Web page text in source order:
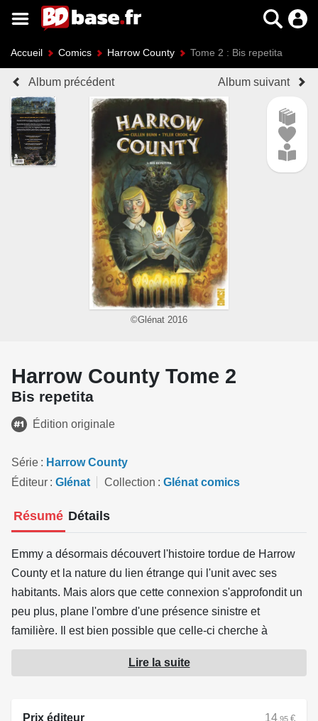
Accueil Comics Harrow County Tome 2 : Bis repetita
Album précédent Album suivant
©Glénat 2016
Harrow County Tome 2
Bis repetita
Édition originale
Série
Harrow County
Éditeur
Glénat Collection Glénat comics
Résumé Détails
Emmy a désormais découvert l'histoire tordue de Harrow
County et la nature du lien étrange qui l'unit avec ses
habitants. Mais alors que cette connexion s'approfondit un
peu plus, plane l'ombre d'une présence sinistre et
familière. Il est bien possible que celle-ci cherche à
détruire la nouvelle harmonie intérieure d'Emmy...
Lire la suite
Prix éditeur 14.95 €